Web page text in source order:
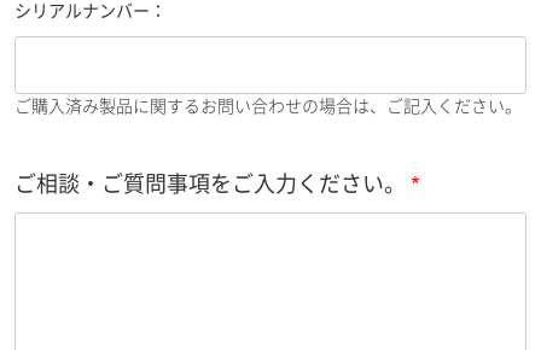
シリアルナンバー：
ご購入済み製品に関するお問い合わせの場合は、ご記入ください。
ご相談・ご質問事項をご入力ください。